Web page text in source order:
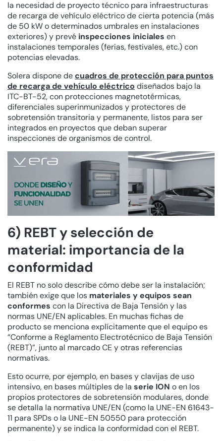
la necesidad de proyecto técnico para infraestructuras
de recarga de vehículo eléctrico de cierta potencia (más
de 50 kW o determinados umbrales en instalaciones
exteriores) y prevé inspecciones iniciales en
instalaciones temporales (ferias, festivales, etc.) con
potencias elevadas.
Solera dispone decuadros de protección para puntos
de recarga de vehículo eléctrico diseñados bajo la
ITC-BT-52, con protecciones magnetotérmicas,
diferenciales superinmunizados y protectores de
sobretensión transitoria y permanente, listos para ser
integrados en proyectos que deban superar
inspecciones de organismos de control.
6) REBT y selección de
material: importancia de la
conformidad
El REBT no solo describe cómo debe ser la instalación;
también exige que los materiales y equipos sean
conformes con la Directiva de Baja Tensión y las
normas UNE/EN aplicables. En muchas fichas de
producto se menciona explícitamente que el equipo es
“Conforme a Reglamento Electrotécnico de Baja Tensión
(REBT)”, junto al marcado CE y otras referencias
normativas.
Esto ocurre, por ejemplo, en bases y clavijas de uso
intensivo, en bases múltiples de la serie ION o en los
propios protectores de sobretensión modulares, donde
se detalla la normativa UNE/EN (como la UNE-EN 61643-
11 para SPDs o la UNE-EN 50550 para protección
permanente) y se indica la conformidad con el REBT.